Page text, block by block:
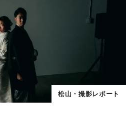
松山・撮影レポート